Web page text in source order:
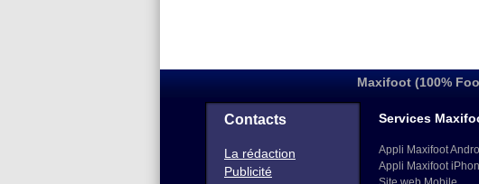
Maxifoot (100%
Contacts
La rédaction
Publicité
Services
Appli Maxifoot
Appli Maxifoot